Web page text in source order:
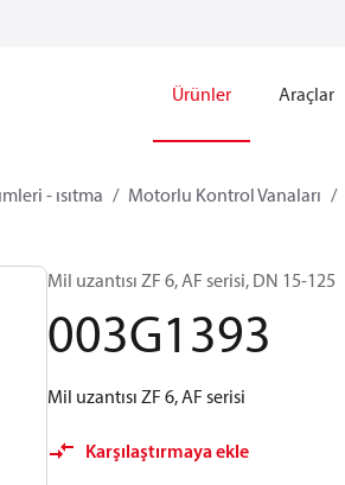
Ürünler Araçlar
- ısıtma Motorlu Kontrol Vanaları
Mil uzantısı ZF 6, AF serisi, DN 15-125
003G1393
Mil uzantısı ZF 6, AF serisi
Karşılaştırmaya ekle